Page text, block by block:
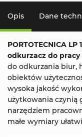
Opis Dane
PORTOTECNICA LP
odkurzacz do pracy
do odkurzania biur,
obiektów
wysoka jakość
użytkowania
narzędziem
małe wymiary